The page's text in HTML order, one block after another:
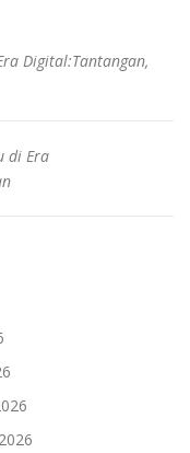
Digital:Tantangan,
di Era